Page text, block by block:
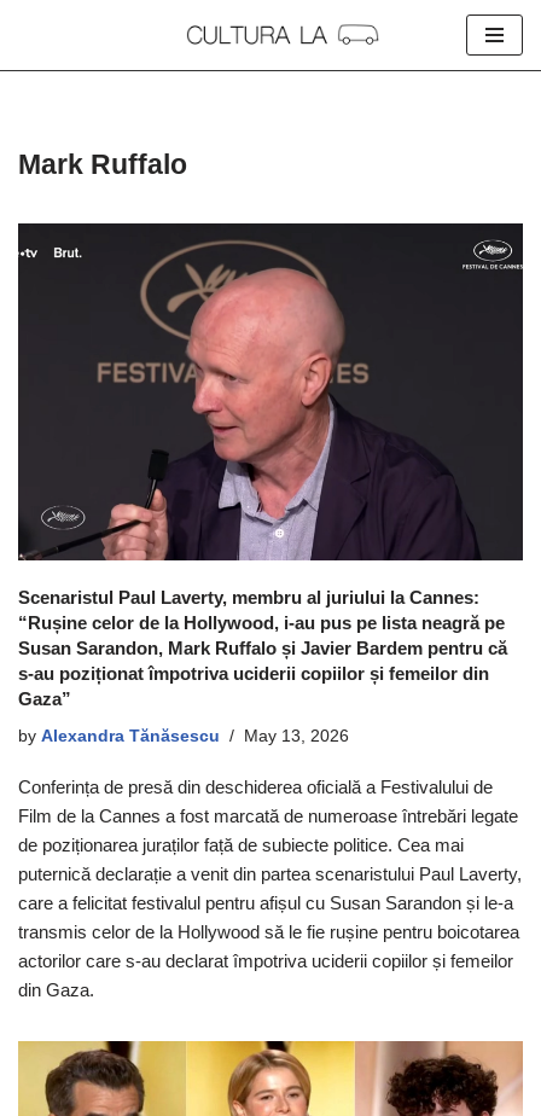
Mark Ruffalo
Scenaristul Paul Laverty, membru al juriului la Cannes:
“Rușine celor de la Hollywood, i-au pus pe lista neagră pe
Susan Sarandon, Mark Ruffalo și Javier Bardem pentru că
s-au poziționat împotriva uciderii copiilor și femeilor din
Gaza”
by Alexandra Tănăsescu May 13, 2026
Conferința de presă din deschiderea oficială a Festivalului de
Film de la Cannes a fost marcată de numeroase întrebări legate
de poziționarea juraților față de subiecte politice. Cea mai
puternică declarație a venit din partea scenaristului Paul Laverty,
care a felicitat festivalul pentru afișul cu Susan Sarandon și le-a
transmis celor de la Hollywood să le fie rușine pentru boicotarea
actorilor care s-au declarat împotriva uciderii copiilor și femeilor
din Gaza.